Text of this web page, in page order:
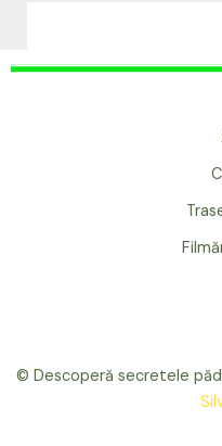
© Descoperă secretele